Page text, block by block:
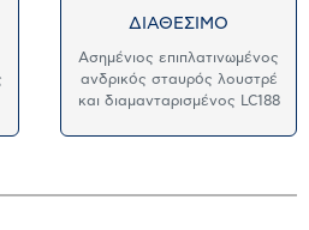
ΔΙΑΘΕΣΙΜΟ
Ασημένιος επιπλατινωμένος
ανδρικός σταυρός λουστρέ
και διαμανταρισμένος LC188